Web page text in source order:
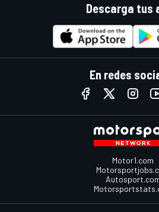
Descarga tus
En redes
Motor1.com